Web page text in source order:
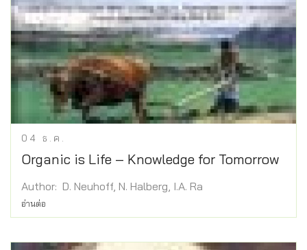
04 ธ.ค.
Organic is Life – Knowledge for Tomorrow
Author: D. Neuhoff, N. Halberg, I.A. Ra
อ่านต่อ